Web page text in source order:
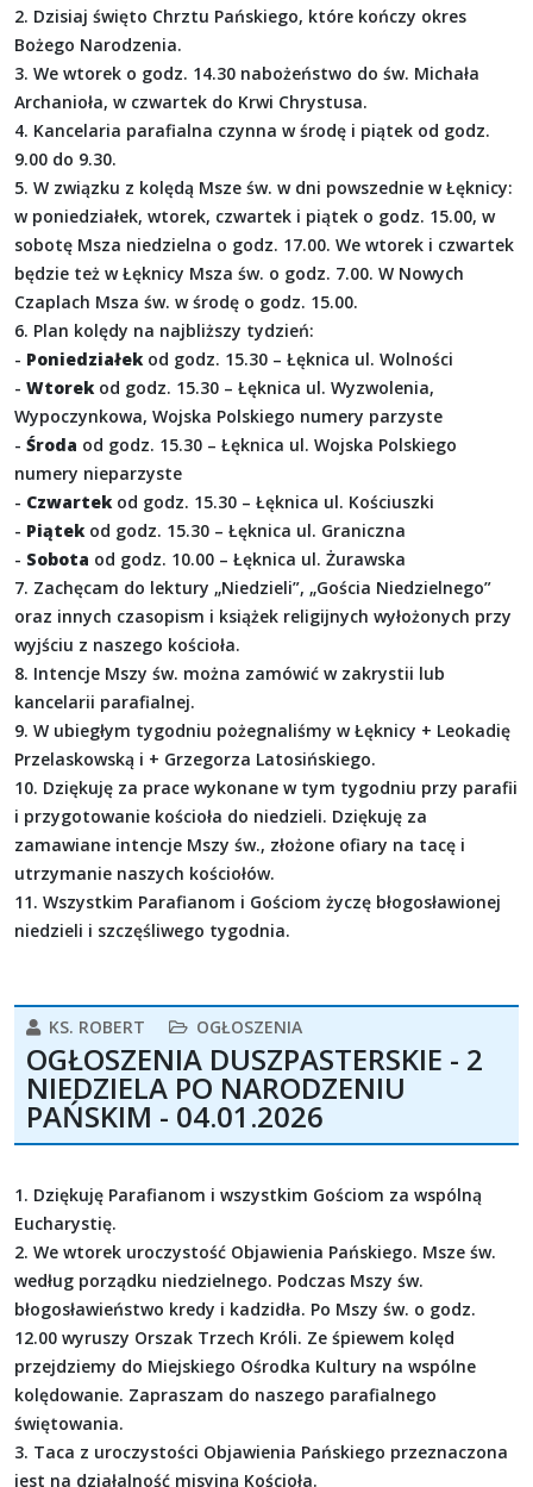
2. Dzisiaj święto Chrztu Pańskiego, które kończy okres
Bożego Narodzenia.
3. We wtorek o godz. 14.30 nabożeństwo do św. Michała
Archanioła, w czwartek do Krwi Chrystusa.
4. Kancelaria parafialna czynna w środę i piątek od godz.
9.00 do 9.30.
5. W związku z kolędą Msze św. w dni powszednie w Łęknicy:
w poniedziałek, wtorek, czwartek i piątek o godz. 15.00, w
sobotę Msza niedzielna o godz. 17.00. We wtorek i czwartek
będzie też w Łęknicy Msza św. o godz. 7.00. W Nowych
Czaplach Msza św. w środę o godz. 15.00.
6. Plan kolędy na najbliższy tydzień:
- Poniedziałekod godz. 15.30 – Łęknica ul. Wolności
- Wtorekod godz. 15.30 – Łęknica ul. Wyzwolenia,
Wypoczynkowa, Wojska Polskiego numery parzyste
- Środa od godz. 15.30 – Łęknica ul. Wojska Polskiego
numery nieparzyste
- Czwartekod godz. 15.30 – Łęknica ul. Kościuszki
- Piątekod godz. 15.30 – Łęknica ul. Graniczna
- Sobota od godz. 10.00 – Łęknica ul. Żurawska
7. Zachęcam do lektury „Niedzieli”, „Gościa Niedzielnego”
oraz innych czasopism i książek religijnych wyłożonych przy
wyjściu z naszego kościoła.
8. Intencje Mszy św. można zamówić w zakrystii lub
kancelarii parafialnej.
9. W ubiegłym tygodniu pożegnaliśmy w Łęknicy + Leokadię
Przelaskowską i + Grzegorza Latosińskiego.
10. Dziękuję za prace wykonane w tym tygodniu przy parafii
i przygotowanie kościoła do niedzieli. Dziękuję za
zamawiane intencje Mszy św., złożone ofiary na tacę i
utrzymanie naszych kościołów.
11. Wszystkim Parafianom i Gościom życzę błogosławionej
niedzieli i szczęśliwego tygodnia.
KS. ROBERT OGŁOSZENIA
OGŁOSZENIA DUSZPASTERSKIE - 2
NIEDZIELA PO NARODZENIU
PAŃSKIM - 04.01.2026
1. Dziękuję Parafianom i wszystkim Gościom za wspólną
Eucharystię.
2. We wtorek uroczystość Objawienia Pańskiego. Msze św.
według porządku niedzielnego. Podczas Mszy św.
błogosławieństwo kredy i kadzidła. Po Mszy św. o godz.
12.00 wyruszy Orszak Trzech Króli. Ze śpiewem kolęd
przejdziemy do Miejskiego Ośrodka Kultury na wspólne
kolędowanie. Zapraszam do naszego parafialnego
świętowania.
3. Taca z uroczystości Objawienia Pańskiego przeznaczona
jest na działalność misyjną Kościoła.